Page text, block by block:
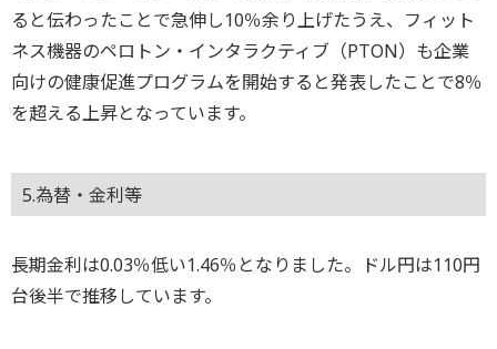
ると伝わったことで急伸し10％余り上げたうえ、フィット
ネス機器のペロトン・インタラクティブ（PTON）も企業
向けの健康促進プログラムを開始すると発表したことで8％
を超える上昇となっています。
5.為替・金利等
長期金利は0.03％低い1.46％となりました。ドル円は110円
台後半で推移しています。